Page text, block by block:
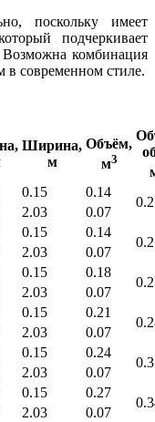
поскольку имеет
подчеркивает
Возможна комбинация
современном стиле.
Ширина,
м
Объём,
м3
0.15 0.14
2.03
0.07
0.15 0.14
2.03
0.07
0.15 0.18
2.03
0.07
0.15 0.21
2.03
0.07
0.15 0.24
2.03
0.07
0.15 0.27
2.03 0.07